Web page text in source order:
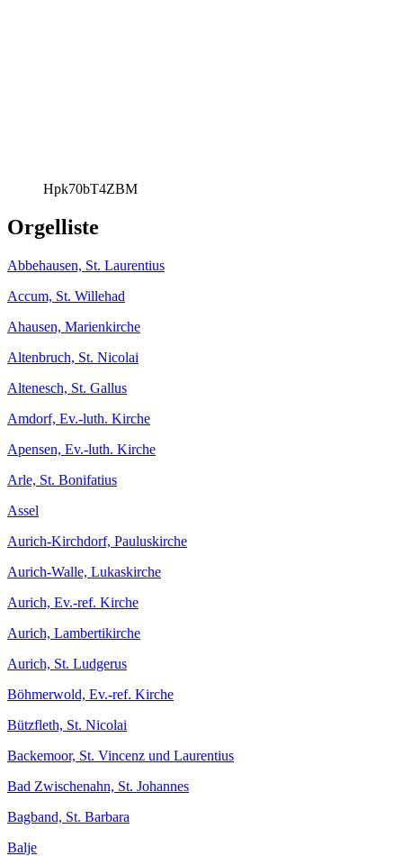
Hpk70bT4ZBM
Orgelliste
Abbehausen, St. Laurentius
Accum, St. Willehad
Ahausen, Marienkirche
Altenbruch, St. Nicolai
Altenesch, St. Gallus
Amdorf, Ev.-luth. Kirche
Apensen, Ev.-luth. Kirche
Arle, St. Bonifatius
Assel
Aurich-Kirchdorf, Pauluskirche
Aurich-Walle, Lukaskirche
Aurich, Ev.-ref. Kirche
Aurich, Lambertikirche
Aurich, St. Ludgerus
Böhmerwold, Ev.-ref. Kirche
Bützfleth, St. Nicolai
Backemoor, St. Vincenz und Laurentius
Bad Zwischenahn, St. Johannes
Bagband, St. Barbara
Balje